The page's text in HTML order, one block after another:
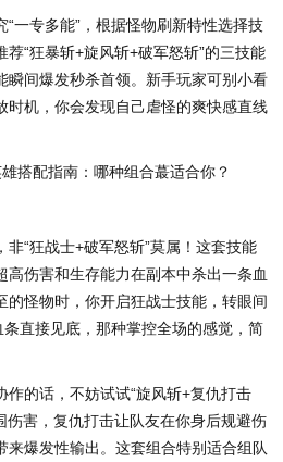
一专多能”，根据怪物刷新特性选择技
“狂暴斩+旋风斩+破军怒斩”的三技能
瞬间爆发秒杀首领。新手玩家可别小看
时机，你会发现自己虐怪的爽快感直线
“狂战士+破军怒斩”莫属！这套技能
高伤害和生存能力在副本中杀出一条血
的怪物时，你开启狂战士技能，转眼间
直接见底，那种掌控全场的感觉，简
作的话，不妨试试“旋风斩+复仇打击
伤害，复仇打击让队友在你身后规避伤
来爆发性输出。这套组合特别适合组队